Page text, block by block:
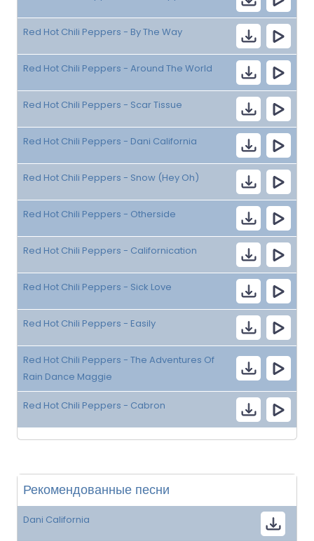
Red Hot Chili Peppers - By The Way
Red Hot Chili Peppers - Around The World
Red Hot Chili Peppers - Scar Tissue
Red Hot Chili Peppers - Dani California
Red Hot Chili Peppers - Snow (Hey Oh)
Red Hot Chili Peppers - Otherside
Red Hot Chili Peppers - Californication
Red Hot Chili Peppers - Sick Love
Red Hot Chili Peppers - Easily
Red Hot Chili Peppers - The Adventures Of
Rain Dance Maggie
Red Hot Chili Peppers - Cabron
Рекомендованные песни
Dani California